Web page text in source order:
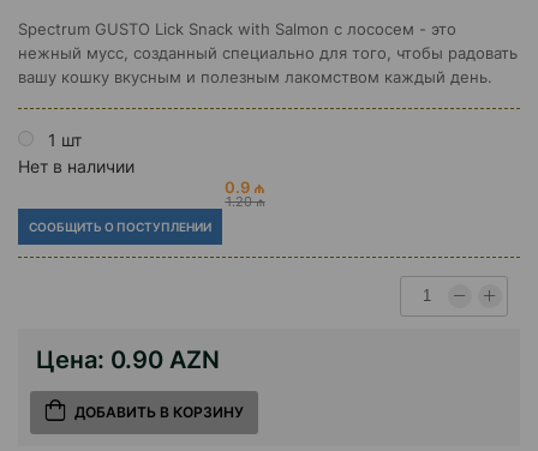
Spectrum GUSTO Lick Snack with Salmon с лососем - это
нежный мусс, созданный специально для того, чтобы радовать
вашу кошку вкусным и полезным лакомством каждый день.
1 шт
Нет в наличии
0.9 ₼
1.20 ₼
СООБЩИТЬ О ПОСТУПЛЕНИИ
Цена: 0.90 AZN
ДОБАВИТЬ В КОРЗИНУ